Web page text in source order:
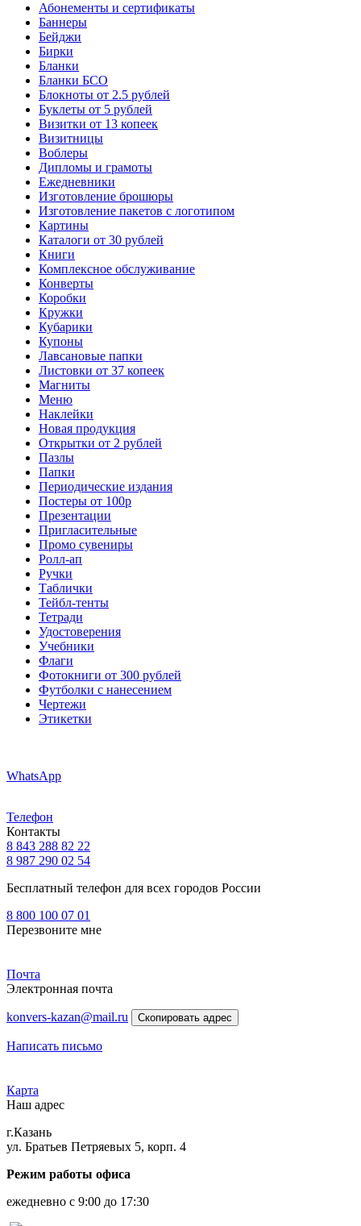
Абонементы и сертификаты
Баннеры
Бейджи
Бирки
Бланки
Бланки БСО
Блокноты от 2.5 рублей
Буклеты от 5 рублей
Визитки от 13 копеек
Визитницы
Воблеры
Дипломы и грамоты
Ежедневники
Изготовление брошюры
Изготовление пакетов с логотипом
Картины
Каталоги от 30 рублей
Книги
Комплексное обслуживание
Конверты
Коробки
Кружки
Кубарики
Купоны
Лавсановые папки
Листовки от 37 копеек
Магниты
Меню
Наклейки
Новая продукция
Открытки от 2 рублей
Пазлы
Папки
Периодические издания
Постеры от 100р
Презентации
Пригласительные
Промо сувениры
Ролл-ап
Ручки
Таблички
Тейбл-тенты
Тетради
Удостоверения
Учебники
Флаги
Фотокниги от 300 рублей
Футболки с нанесением
Чертежи
Этикетки
WhatsApp
Телефон
Контакты
8 843 288 82 22
8 987 290 02 54
Бесплатный телефон для всех городов России
8 800 100 07 01
Перезвоните мне
Почта
Электронная почта
konvers-kazan@mail.ru Скопировать адрес
Написать письмо
Карта
Наш адрес
г.Казань
ул. Братьев Петряевых 5, корп. 4
Режим работы офиса
ежедневно с 9:00 до 17:30